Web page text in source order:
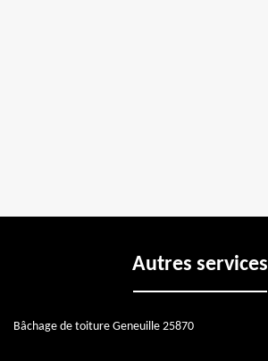
Autres services
Bâchage de toiture Geneuille 25870